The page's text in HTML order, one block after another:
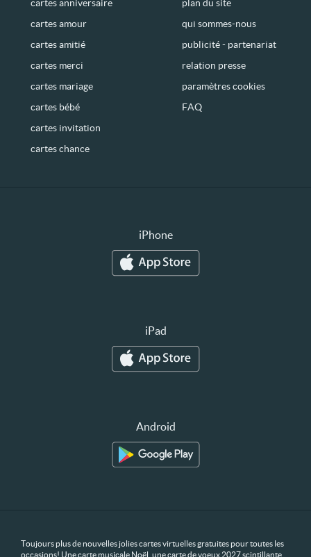
cartes anniversaire
cartes amour
cartes amitié
cartes merci
cartes mariage
cartes bébé
cartes invitation
cartes chance
plan du site
qui sommes-nous
publicité - partenariat
relation presse
paramètres cookies
FAQ
iPhone
iPad
Android
Toujours plus de nouvelles jolies cartes virtuelles gratuites pour toutes les
occasions! Une carte musicale Noël, une carte de voeux 2027 scintillante,